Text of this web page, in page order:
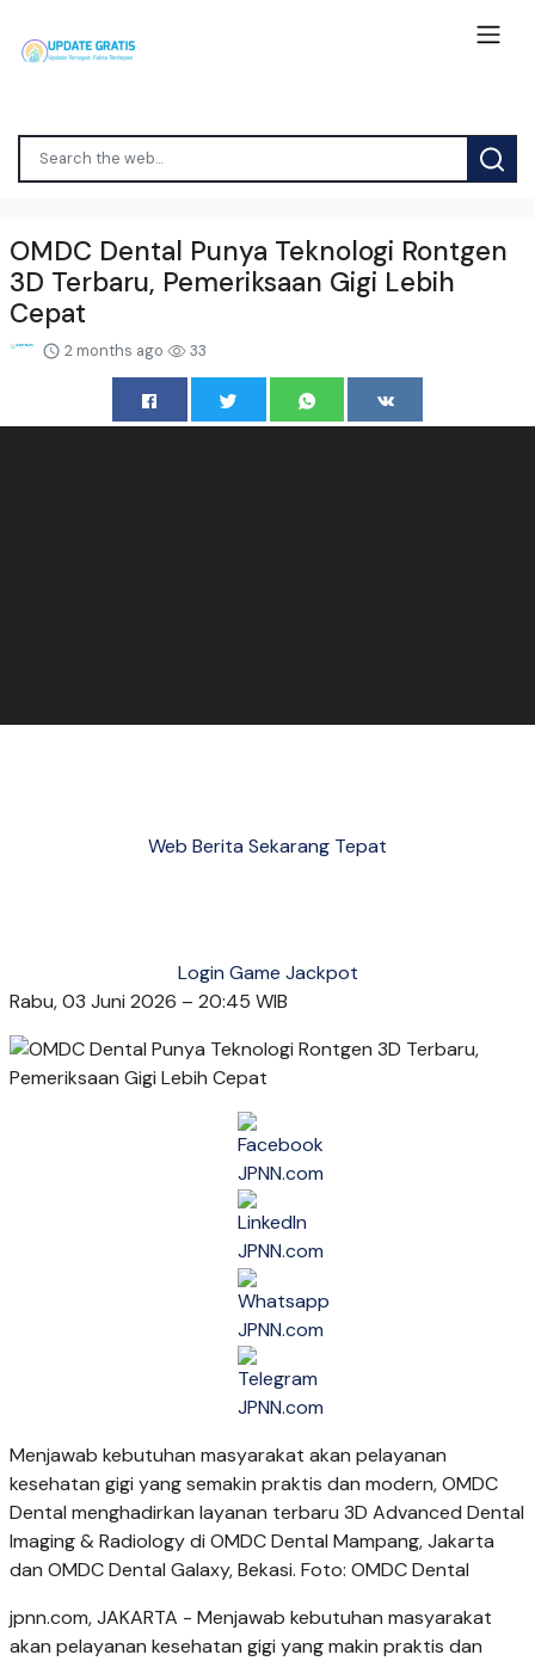
OMDC Dental Punya Teknologi Rontgen
3D Terbaru, Pemeriksaan Gigi Lebih
Cepat
2 months ago 33
Web Berita Sekarang Tepat
Login Game Jackpot
Rabu, 03 Juni 2026 – 20:45 WIB
Menjawab kebutuhan masyarakat akan pelayanan
kesehatan gigi yang semakin praktis dan modern, OMDC
Dental menghadirkan layanan terbaru 3D Advanced Dental
Imaging & Radiology di OMDC Dental Mampang, Jakarta
dan OMDC Dental Galaxy, Bekasi. Foto: OMDC Dental
jpnn.com, JAKARTA - Menjawab kebutuhan masyarakat
akan pelayanan kesehatan gigi yang makin praktis dan